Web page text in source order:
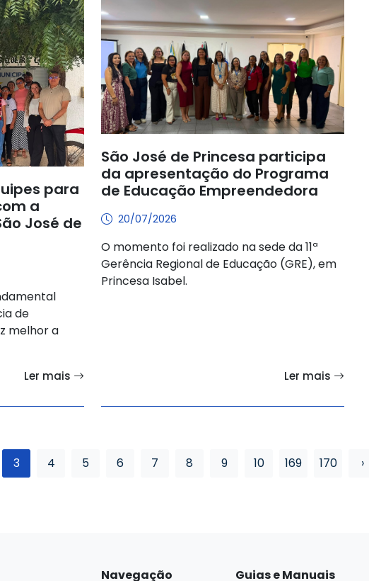
para
a
José de
de
melhor a
Ler mais
São José de Princesa participa
da apresentação do Programa
de Educação Empreendedora
20/07/2026
O momento foi realizado na sede da 11ª
Gerência Regional de Educação (GRE), em
Princesa Isabel.
Ler mais
3 4 5 6 7 8 9 10 169 170 ›
Navegação Guias e Manuais